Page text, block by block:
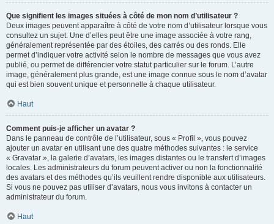
Que signifient les images situées à côté de mon nom d’utilisateur ?
Deux images peuvent apparaître à côté de votre nom d’utilisateur lorsque vous
consultez un sujet. Une d’elles peut être une image associée à votre rang,
généralement représentée par des étoiles, des carrés ou des ronds. Elle
permet d’indiquer votre activité selon le nombre de messages que vous avez
publié, ou permet de différencier votre statut particulier sur le forum. L’autre
image, généralement plus grande, est une image connue sous le nom d’avatar
qui est bien souvent unique et personnelle à chaque utilisateur.
Haut
Comment puis-je afficher un avatar ?
Dans le panneau de contrôle de l’utilisateur, sous « Profil », vous pouvez
ajouter un avatar en utilisant une des quatre méthodes suivantes : le service
« Gravatar », la galerie d’avatars, les images distantes ou le transfert d’images
locales. Les administrateurs du forum peuvent activer ou non la fonctionnalité
des avatars et des méthodes qu’ils veuillent rendre disponible aux utilisateurs.
Si vous ne pouvez pas utiliser d’avatars, nous vous invitons à contacter un
administrateur du forum.
Haut